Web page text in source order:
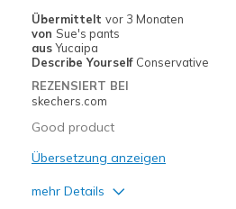
Übermittelt vor 3 Monaten
von Sue's pants
aus Yucaipa
Describe Yourself Conservative
REZENSIERT BEI
skechers.com
Good product
Übersetzung anzeigen
mehr Details